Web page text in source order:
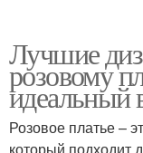
Лучшие
розовому
идеальный
Розовое платье –